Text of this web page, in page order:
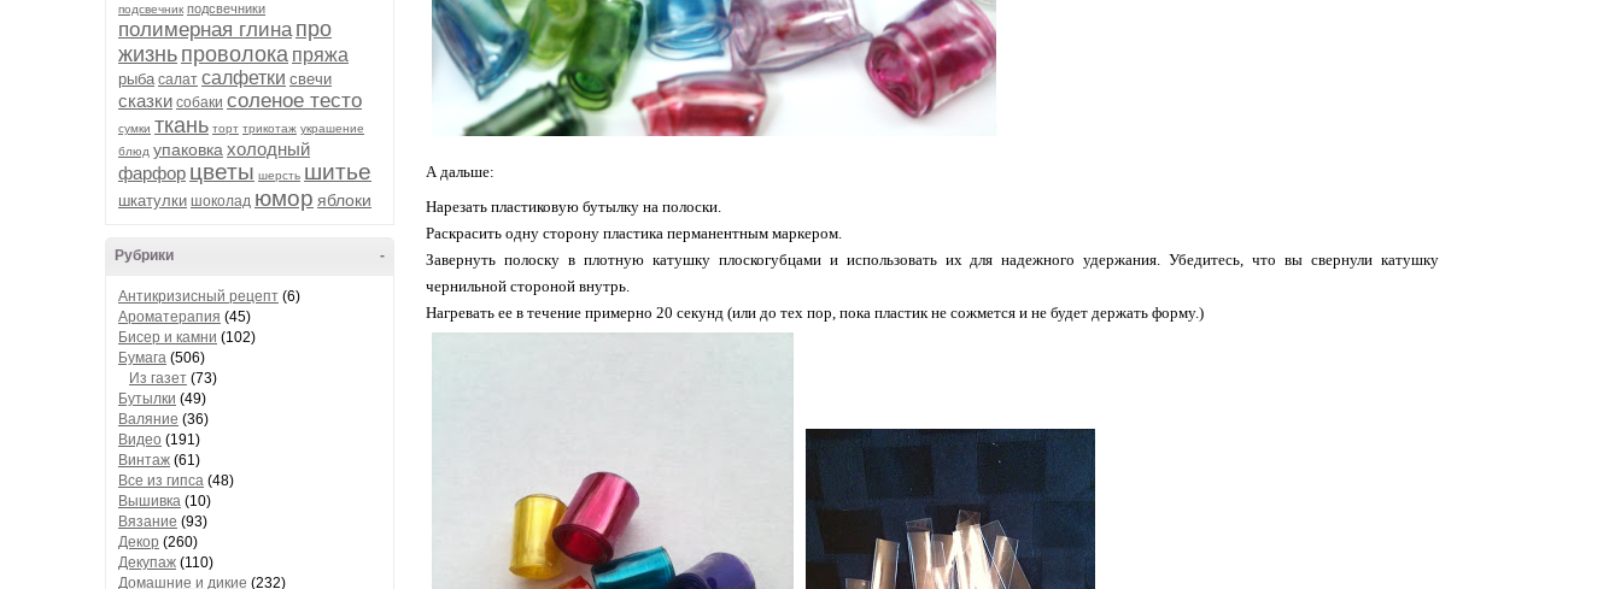
подсвечник подсвечники
полимерная глина про
жизнь проволока пряжа
рыба салат салфетки свечи
сказки собаки соленое тесто
сумки ткань торт трикотаж украшение
блюд упаковка холодный
фарфор цветы шерсть шитье
шкатулки шоколад юмор яблоки
-
Рубрики
Антикризисный рецепт (6)
Ароматерапия (45)
Бисер и камни (102)
Бумага (506)
Из газет (73)
Бутылки (49)
Валяние (36)
Видео (191)
Винтаж (61)
Все из гипса (48)
Вышивка (10)
Вязание (93)
Декор (260)
Декупаж (110)
Домашние и дикие (232)
А дальше:
Нарезать пластиковую бутылку на полоски.
Раскрасить одну сторону пластика перманентным маркером.
Завернуть полоску в плотную катушку плоскогубцами и использовать их для надежного удержания. Убедитесь, что вы свернули катушку
чернильной стороной внутрь.
Нагревать ее в течение примерно 20 секунд (или до тех пор, пока пластик не сожмется и не будет держать форму.)